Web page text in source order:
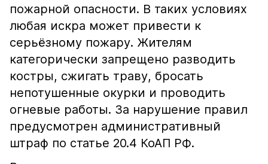
пожарной опасности. В таких условиях
любая искра может привести к
серьёзному пожару. Жителям
категорически запрещено разводить
костры, сжигать траву, бросать
непотушенные окурки и проводить
огневые работы. За нарушение правил
предусмотрен административный
штраф по статье 20.4 КоАП РФ.